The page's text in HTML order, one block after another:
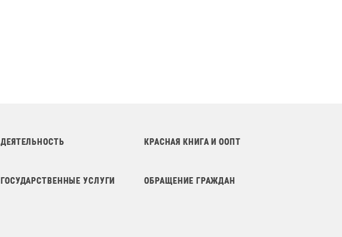
ДЕЯТЕЛЬНОСТЬ КРАСНАЯ КНИГА И ООПТ
ГОСУДАРСТВЕННЫЕ УСЛУГИ ОБРАЩЕНИЕ ГРАЖДАН